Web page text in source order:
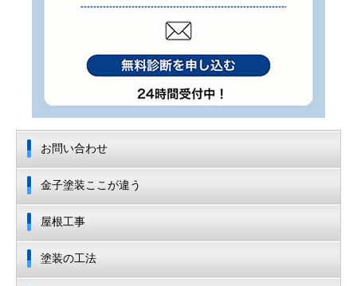
お問い合わせ
金子塗装ここが違う
屋根工事
塗装の工法